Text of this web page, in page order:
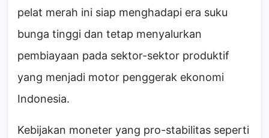
pelat merah ini siap menghadapi era suku
bunga tinggi dan tetap menyalurkan
pembiayaan pada sektor-sektor produktif
yang menjadi motor penggerak ekonomi
Indonesia.
Kebijakan moneter yang pro-stabilitas seperti